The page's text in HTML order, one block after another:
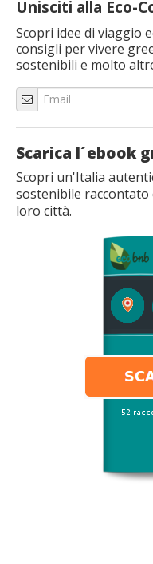
Unisciti alla Eco-
Scopri idee di viaggio
consigli per vivere
sostenibili e molto
Scarica l´ebook
Scopri un'Italia
sostenibile
loro città.